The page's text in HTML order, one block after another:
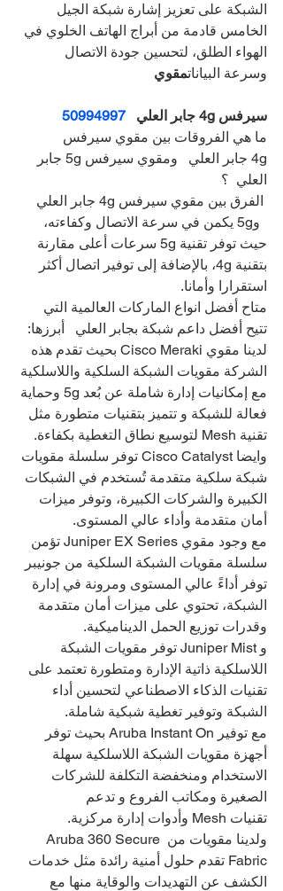
الشبكة على تعزيز إشارة شبكة الجيل
الخامس قادمة من أبراج الهاتف الخلوي في
الهواء الطلق، لتحسين جودة الاتصال
وسرعة البياناتمقوي
سيرفس 4g جابر العلي
50994997
ما هي الفروقات بين مقوي سيرفس
4g جابر العلي   ومقوي سيرفس 5g جابر
العلي  ؟
الفرق بين مقوي سيرفس 4g جابر العلي
و5g يكمن في سرعة الاتصال وكفاءته،
حيث توفر تقنية 5g سرعات أعلى مقارنة
بتقنية 4g، بالإضافة إلى توفير اتصال أكثر
استقرارا وأمانا.
متاح أفضل انواع الماركات العالمية التي
تتيح أفضل داعم شبكة بجابر العلي   أبرزها:
لدينا مقوي Cisco Meraki بحيث تقدم هذه
الشركة مقويات الشبكة السلكية واللاسلكية
مع إمكانيات إدارة شاملة عن بُعد 5g وحماية
فعالة للشبكة و تتميز بتقنيات متطورة مثل
تقنية Mesh لتوسيع نطاق التغطية بكفاءة.
وايضا Cisco Catalyst توفر سلسلة مقويات
شبكة سلكية متقدمة تُستخدم في الشبكات
الكبيرة والشركات الكبيرة، وتوفر ميزات
أمان متقدمة وأداء عالي المستوى.
مع وجود مقوي Juniper EX Series تؤمن
سلسلة مقويات الشبكة السلكية من جونيبر
توفر أداءً عالي المستوى ومرونة في إدارة
الشبكة، تحتوي على ميزات أمان متقدمة
وقدرات توزيع الحمل الديناميكية.
و Juniper Mist توفر مقويات الشبكة
اللاسلكية ذاتية الإدارة ومتطورة تعتمد على
تقنيات الذكاء الاصطناعي لتحسين أداء
الشبكة وتوفير تغطية شبكية شاملة.
مع توفير Aruba Instant On بحيث توفر
أجهزة مقويات الشبكة اللاسلكية سهلة
الاستخدام ومنخفضة التكلفة للشركات
الصغيرة ومكاتب الفروع و تدعم
تقنيات Mesh وأدوات إدارة مركزية.
ولدينا مقويات من Aruba 360 Secure
Fabric تقدم حلول أمنية رائدة مثل خدمات
الكشف عن التهديدات والوقاية منها مع